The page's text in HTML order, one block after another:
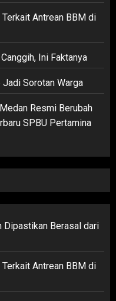
Antrean BBM di
Ini Faktanya
Sorotan Warga
Resmi Berubah
SPBU Pertamina
Dipastikan Berasal dari
Antrean BBM di